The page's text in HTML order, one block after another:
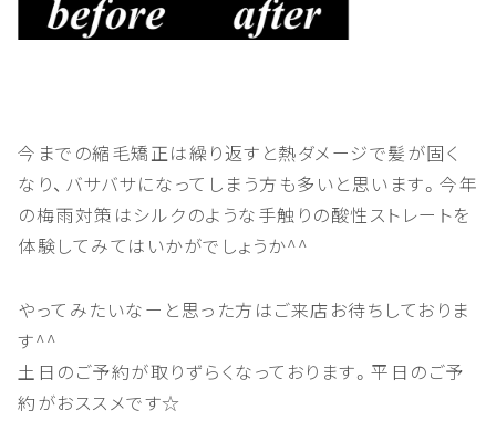
今までの縮毛矯正は繰り返すと熱ダメージで髪が固く
なり、バサバサになってしまう方も多いと思います。今年
の梅雨対策はシルクのような手触りの酸性ストレートを
体験してみてはいかがでしょうか^^
やってみたいなーと思った方はご来店お待ちしておりま
す^^
土日のご予約が取りずらくなっております。平日のご予
約がおススメです☆